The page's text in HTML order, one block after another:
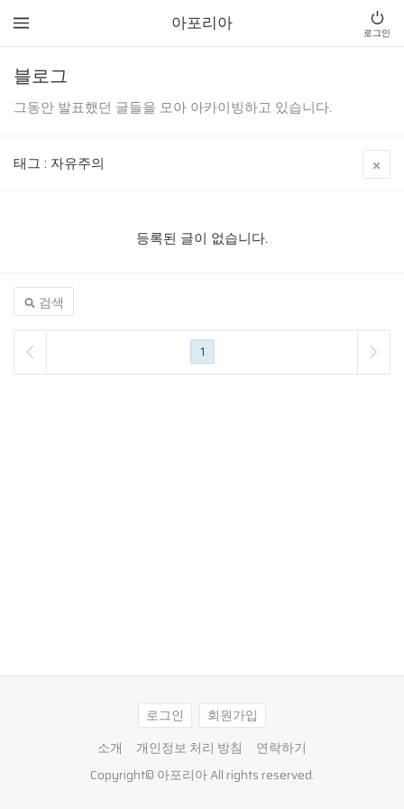
아포리아 로그인
블로그
그동안 발표했던 글들을 모아 아카이빙하고 있습니다.
태그 : 자유주의
등록된 글이 없습니다.
검색
1
로그인
회원가입
소개
개인정보 처리 방침
연락하기
Copyright© 아포리아All rights reserved.